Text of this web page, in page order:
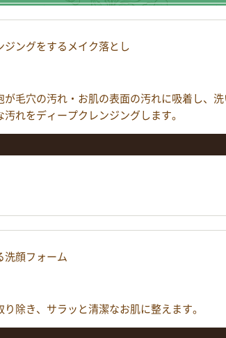
ングをするメイク落とし
が毛穴の汚れ・お肌の表面の汚れに吸着し、
れをディープクレンジングします。
洗顔フォーム
除き、サラッと清潔なお肌に整えます。